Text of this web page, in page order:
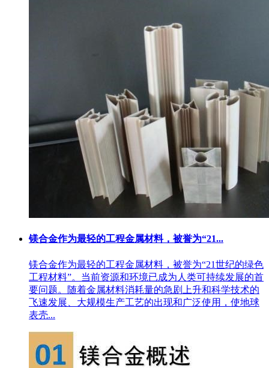
镁合金作为最轻的工程金属材料，被誉为“21...
镁合金作为最轻的工程金属材料，被誉为“21世纪的绿色
工程材料”。当前资源和环境已成为人类可持续发展的首
要问题。随着金属材料消耗量的急剧上升和科学技术的
飞速发展、大规模生产工艺的出现和广泛使用，使地球
表壳...